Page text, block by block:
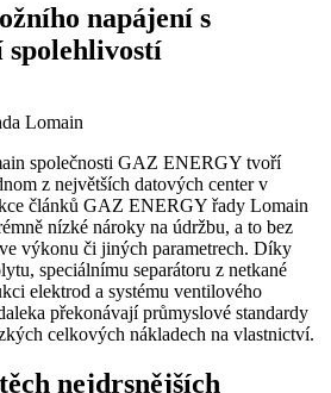
napájení s
spolehlivostí
Lomain
společnosti GAZ ENERGY tvoří
z největších datových center v
článků GAZ ENERGY řady Lomain
nízké nároky na údržbu, a to bez
výkonu či jiných parametrech. Díky
speciálnímu separátoru z netkané
elektrod a systému ventilového
překonávají průmyslové standardy
celkových nákladech na vlastnictví.
nejdrsnějších